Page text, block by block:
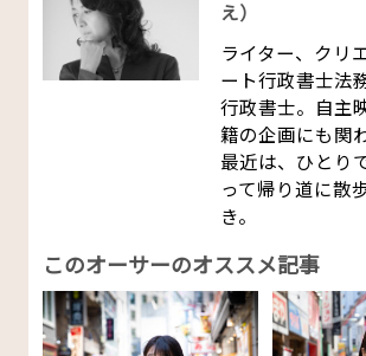
え）
ライター、クリ
ート行政書士法
行政書士。自主
籍の企画にも関
最近は、ひとり
って帰り道に散
き。
このオーサーのオススメ記事